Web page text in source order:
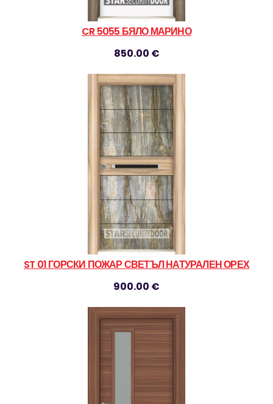
CR 5055 БЯЛО МАРИНО
850.00 €
ST 01 ГОРСКИ ПОЖАР СВЕТЪЛ НАТУРАЛЕН ОРЕХ
900.00 €